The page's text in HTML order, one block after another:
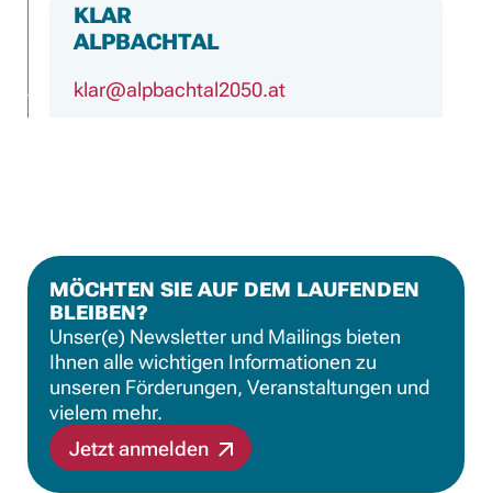
KLAR
ALPBACHTAL
klar@alpbachtal2050.at
AM LEITHABERGE
j.juely@energiepark.at
Mehr erfahren
KLAR
AM RHEIN
MÖCHTEN SIE AUF DEM LAUFENDEN
BLEIBEN?
Unser(e) Newsletter und Mailings bieten
Ihnen alle wichtigen Informationen zu
unseren Förderungen, Veranstaltungen und
vielem mehr.
Jetzt anmelden